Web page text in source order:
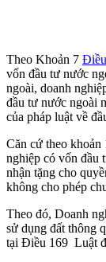
Theo Khoản 7
vốn đầu tư nước
ngoài, doanh
đầu tư nước ngoài
của pháp luật về
Căn cứ theo khoản
nghiệp có vốn đầu
nhận tặng cho
không cho phép
Theo đó, Doanh
sử dụng đất thông
tại Điều 169 Luật